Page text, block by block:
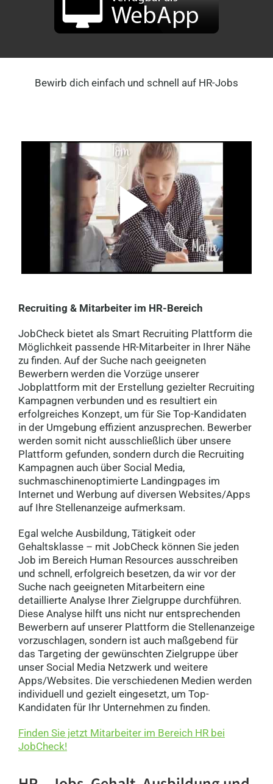
Bewirb dich einfach und schnell auf HR-Jobs
Recruiting & Mitarbeiter im HR-Bereich
JobCheck bietet als Smart Recruiting Plattform die
Möglichkeit passende HR-Mitarbeiter in Ihrer Nähe
zu finden. Auf der Suche nach geeigneten
Bewerbern werden die Vorzüge unserer
Jobplattform mit der Erstellung gezielter Recruiting
Kampagnen verbunden und es resultiert ein
erfolgreiches Konzept, um für Sie Top-Kandidaten
in der Umgebung effizient anzusprechen. Bewerber
werden somit nicht ausschließlich über unsere
Plattform gefunden, sondern durch die Recruiting
Kampagnen auch über Social Media,
suchmaschinenoptimierte Landingpages im
Internet und Werbung auf diversen Websites/Apps
auf Ihre Stellenanzeige aufmerksam.
Egal welche Ausbildung, Tätigkeit oder
Gehaltsklasse – mit JobCheck können Sie jeden
Job im Bereich Human Resources ausschreiben
und schnell, erfolgreich besetzen, da wir vor der
Suche nach geeigneten Mitarbeitern eine
detaillierte Analyse Ihrer Zielgruppe durchführen.
Diese Analyse hilft uns nicht nur entsprechenden
Bewerbern auf unserer Plattform die Stellenanzeige
vorzuschlagen, sondern ist auch maßgebend für
das Targeting der gewünschten Zielgruppe über
unser Social Media Netzwerk und weitere
Apps/Websites. Die verschiedenen Medien werden
individuell und gezielt eingesetzt, um Top-
Kandidaten für Ihr Unternehmen zu finden.
Finden Sie jetzt Mitarbeiter im Bereich HR bei
JobCheck!